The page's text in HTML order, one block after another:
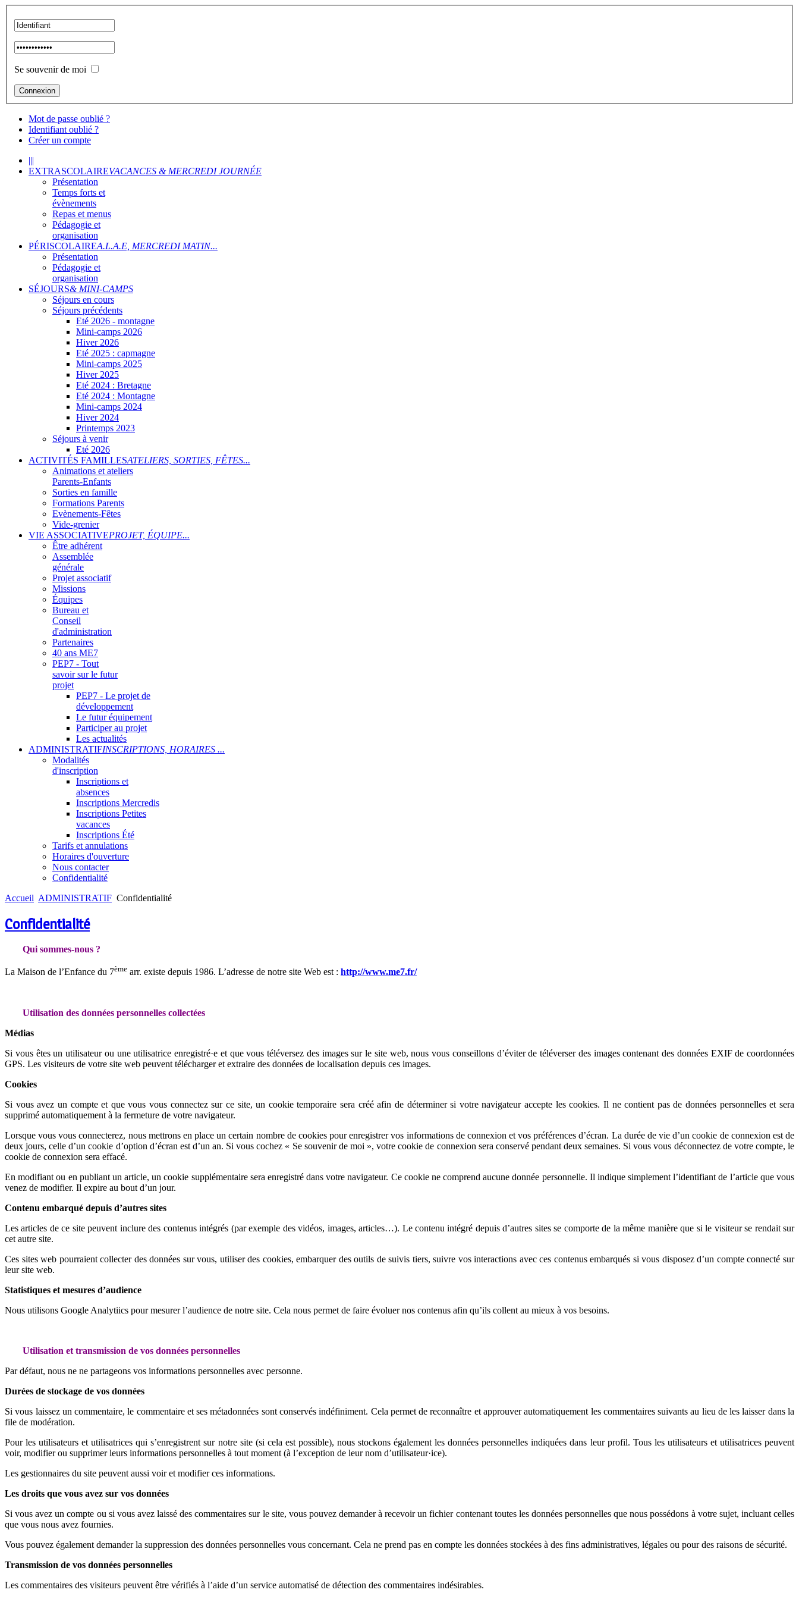
Se souvenir de moi
Mot de passe oublié ?
Identifiant oublié ?
Créer un compte
|||
EXTRASCOLAIREVACANCES & MERCREDI JOURNÉE
Présentation
Temps forts et
évènements
Repas et menus
Pédagogie et
organisation
PÉRISCOLAIREA.L.A.E, MERCREDI MATIN...
Présentation
Pédagogie et
organisation
SÉJOURS& MINI-CAMPS
Séjours en cours
Séjours précédents
Eté 2026 - montagne
Mini-camps 2026
Hiver 2026
Eté 2025 : capmagne
Mini-camps 2025
Hiver 2025
Eté 2024 : Bretagne
Eté 2024 : Montagne
Mini-camps 2024
Hiver 2024
Printemps 2023
Séjours à venir
Eté 2026
ACTIVITÉS FAMILLESATELIERS, SORTIES, FÊTES...
Animations et ateliers
Parents-Enfants
Sorties en famille
Formations Parents
Evènements-Fêtes
Vide-grenier
VIE ASSOCIATIVEPROJET, ÉQUIPE...
Être adhérent
Assemblée
générale
Projet associatif
Missions
Équipes
Bureau et
Conseil
d'administration
Partenaires
40 ans ME7
PEP7 - Tout
savoir sur le futur
projet
PEP7 - Le projet de
développement
Le futur équipement
Participer au projet
Les actualités
ADMINISTRATIFINSCRIPTIONS, HORAIRES ...
Modalités
d'inscription
Inscriptions et
absences
Inscriptions Mercredis
Inscriptions Petites
vacances
Inscriptions Été
Tarifs et annulations
Horaires d'ouverture
Nous contacter
Confidentialité
Accueil ADMINISTRATIF Confidentialité
Confidentialité
Qui sommes-nous ?
La Maison de l’Enfance du 7ème arr. existe depuis 1986. L’adresse de notre site Web est : http://www.me7.fr/
Utilisation des données personnelles collectées
Médias
Si vous êtes un utilisateur ou une utilisatrice enregistré·e et que vous téléversez des images sur le site web, nous vous conseillons d’éviter de téléverser des images contenant des données EXIF de coordonnées
GPS. Les visiteurs de votre site web peuvent télécharger et extraire des données de localisation depuis ces images.
Cookies
Si vous avez un compte et que vous vous connectez sur ce site, un cookie temporaire sera créé afin de déterminer si votre navigateur accepte les cookies. Il ne contient pas de données personnelles et sera
supprimé automatiquement à la fermeture de votre navigateur.
Lorsque vous vous connecterez, nous mettrons en place un certain nombre de cookies pour enregistrer vos informations de connexion et vos préférences d’écran. La durée de vie d’un cookie de connexion est de
deux jours, celle d’un cookie d’option d’écran est d’un an. Si vous cochez « Se souvenir de moi », votre cookie de connexion sera conservé pendant deux semaines. Si vous vous déconnectez de votre compte, le
cookie de connexion sera effacé.
En modifiant ou en publiant un article, un cookie supplémentaire sera enregistré dans votre navigateur. Ce cookie ne comprend aucune donnée personnelle. Il indique simplement l’identifiant de l’article que vous
venez de modifier. Il expire au bout d’un jour.
Contenu embarqué depuis d’autres sites
Les articles de ce site peuvent inclure des contenus intégrés (par exemple des vidéos, images, articles…). Le contenu intégré depuis d’autres sites se comporte de la même manière que si le visiteur se rendait sur
cet autre site.
Ces sites web pourraient collecter des données sur vous, utiliser des cookies, embarquer des outils de suivis tiers, suivre vos interactions avec ces contenus embarqués si vous disposez d’un compte connecté sur
leur site web.
Statistiques et mesures d’audience
Nous utilisons Google Analytiics pour mesurer l’audience de notre site. Cela nous permet de faire évoluer nos contenus afin qu’ils collent au mieux à vos besoins.
Utilisation et transmission de vos données personnelles
Par défaut, nous ne ne partageons vos informations personnelles avec personne.
Durées de stockage de vos données
Si vous laissez un commentaire, le commentaire et ses métadonnées sont conservés indéfiniment. Cela permet de reconnaître et approuver automatiquement les commentaires suivants au lieu de les laisser dans la
file de modération.
Pour les utilisateurs et utilisatrices qui s’enregistrent sur notre site (si cela est possible), nous stockons également les données personnelles indiquées dans leur profil. Tous les utilisateurs et utilisatrices peuvent
voir, modifier ou supprimer leurs informations personnelles à tout moment (à l’exception de leur nom d’utilisateur·ice).
Les gestionnaires du site peuvent aussi voir et modifier ces informations.
Les droits que vous avez sur vos données
Si vous avez un compte ou si vous avez laissé des commentaires sur le site, vous pouvez demander à recevoir un fichier contenant toutes les données personnelles que nous possédons à votre sujet, incluant celles
que vous nous avez fournies.
Vous pouvez également demander la suppression des données personnelles vous concernant. Cela ne prend pas en compte les données stockées à des fins administratives, légales ou pour des raisons de sécurité.
Transmission de vos données personnelles
Les commentaires des visiteurs peuvent être vérifiés à l’aide d’un service automatisé de détection des commentaires indésirables.